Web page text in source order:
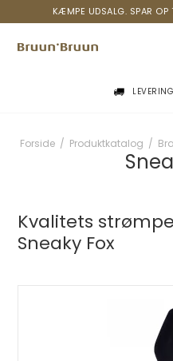
KÆMPE UDSALG. SPAR OP
Forside / Produktkatalog /
Kvalitets
Sneaky Fox